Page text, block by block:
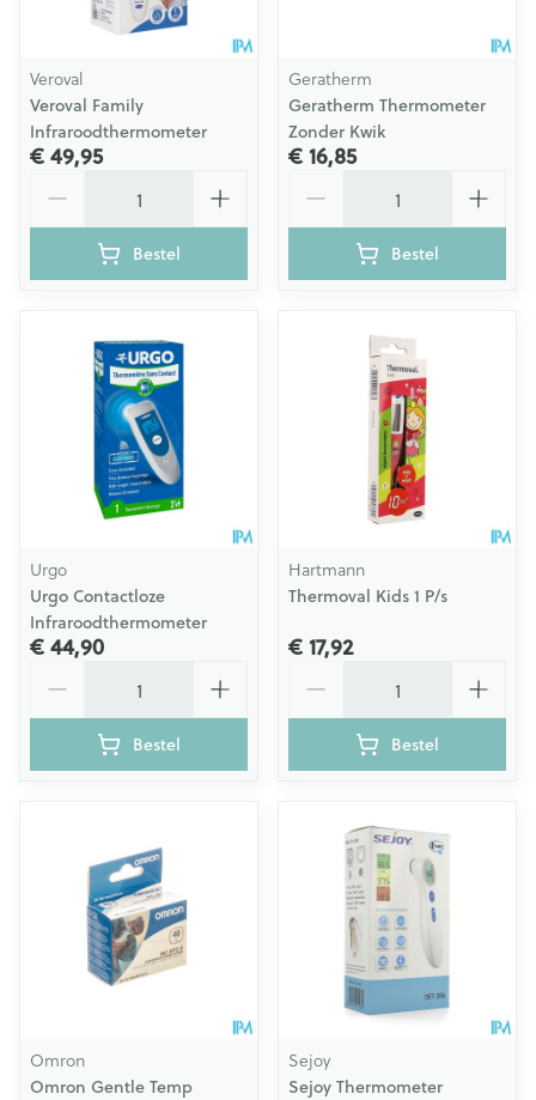
Veroval
Veroval Family
Infraroodthermometer
€ 49,95
Bestel
Geratherm
Geratherm Thermometer
Zonder Kwik
€ 16,85
Bestel
Urgo
Urgo Contactloze
Infraroodthermometer
€ 44,90
Bestel
Hartmann
Thermoval Kids 1 P/s
€ 17,92
Bestel
Omron
Omron Gentle Temp
Sejoy
Sejoy Thermometer